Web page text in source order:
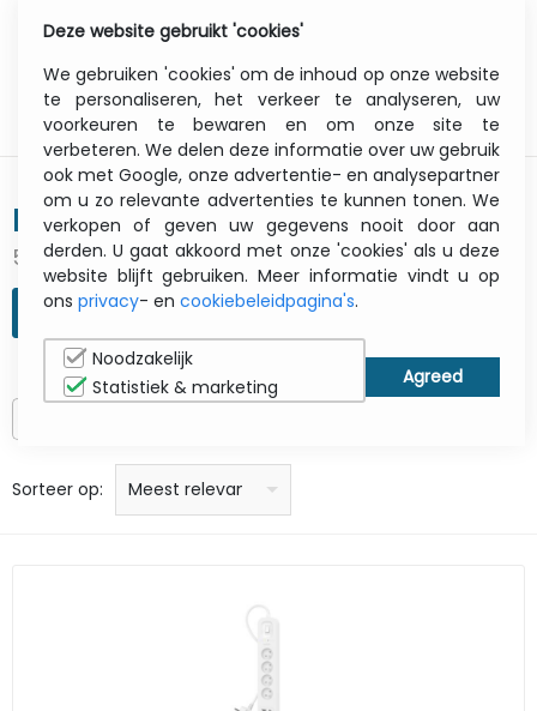
Belkin - Power
52 Producten
ZOEKOPDRACHT VERFIJNEN
Sorteer op: prijs: laag naar hoog
prijs: Hoog naar laag
Alfabetisch: A - Z
Alfabetisch: Z - A
Fabricant
Meest relevant
Deze website gebruikt 'cookies'
We gebruiken 'cookies' om de inhoud op onze website
te personaliseren, het verkeer te analyseren, uw
voorkeuren te bewaren en om onze site te
verbeteren. We delen deze informatie over uw gebruik
ook met Google, onze advertentie- en analysepartner
om u zo relevante advertenties te kunnen tonen. We
verkopen of geven uw gegevens nooit door aan
derden. U gaat akkoord met onze 'cookies' als u deze
website blijft gebruiken. Meer informatie vindt u op
ons privacy- en cookiebeleidpagina's.
Noodzakelijk
Statistiek & marketing